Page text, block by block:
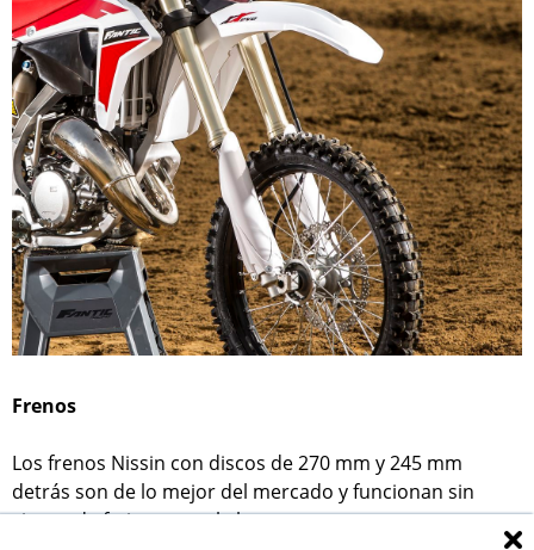
Frenos
Los frenos Nissin con discos de 270 mm y 245 mm
detrás son de lo mejor del mercado y funcionan sin
signos de fatiga pese al abuso.